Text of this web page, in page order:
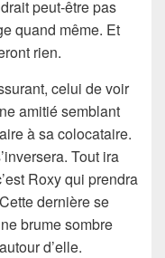
peut-être pas
quand même. Et
rien.
celui de voir
amitié semblant
à sa colocataire.
Tout ira
Roxy qui prendra
dernière se
brume sombre
d’elle.